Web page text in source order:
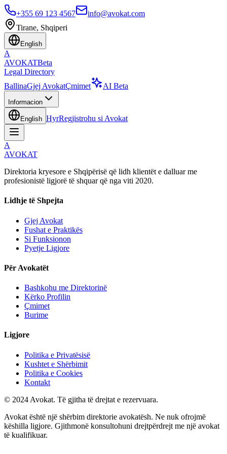
+355 69 123 4567
info@avokat.com
Tirane, Shqiperi
English
A
AVOKATBeta
Legal Directory
BallinaGjej AvokatÇmimet AI Beta
Informacion
English HyrRegjistrohu si Avokat
A
AVOKAT
Direktoria kryesore e Shqipërisë që lidh klientët e dalluar me
profesionistë ligjorë të shquar që nga viti 2020.
Lidhje të Shpejta
Gjej Avokat
Fushat e Praktikës
Si Funksionon
Pyetje Ligjore
Për Avokatët
Bashkohu me Direktorinë
Kërko Profilin
Çmimet
Burime
Ligjore
Politika e Privatësisë
Kushtet e Shërbimit
Politika e Cookies
Kontakt
© 2024 Avokat. Të gjitha të drejtat e rezervuara.
Avokat është një shërbim direktorie avokatësh. Ne nuk ofrojmë
këshilla ligjore. Gjithmonë konsultohuni drejtpërdrejt me një avokat
të kualifikuar.